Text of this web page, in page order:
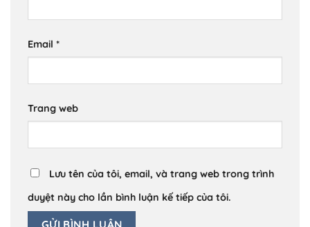
Email *
Trang web
Lưu tên của tôi, email, và trang web trong trình
duyệt này cho lần bình luận kế tiếp của tôi.